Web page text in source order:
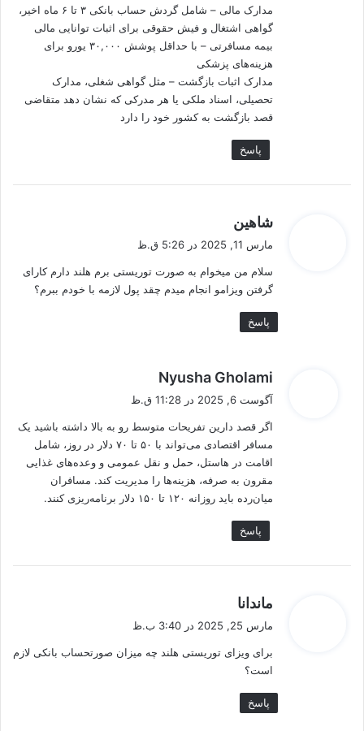
مدارک مالی – شامل گردش حساب بانکی ۳ تا ۶ ماه اخیر،
گواهی اشتغال و فیش حقوقی برای اثبات توانایی مالی
بیمه مسافرتی – با حداقل پوشش ۳۰,۰۰۰ یورو برای
هزینه‌های پزشکی
مدارک اثبات بازگشت – مثل گواهی شغلی، مدارک
تحصیلی، اسناد ملکی یا هر مدرکی که نشان دهد متقاضی
قصد بازگشت به کشور خود را دارد
پاسخ
شاهین
مارس 11, 2025 در 5:26 ق.ظ
سلام من میخوام به صورت توریستی برم هلند دارم کارای
گرفتن ویزامو انجام میدم چقد پول لازمه با خودم ببرم؟
پاسخ
Nyusha Gholami
:
آگوست 6, 2025 در 11:28 ق.ظ
اگر قصد دارین تفریحات متوسط رو به بالا داشته باشید یک
مسافر اقتصادی می‌تواند با ۵۰ تا ۷۰ دلار در روز، شامل
اقامت در هاستل، حمل و نقل عمومی و وعده‌های غذایی
مقرون به صرفه، هزینه‌ها را مدیریت کند. مسافران
میان‌رده باید روزانه ۱۲۰ تا ۱۵۰ دلار برنامه‌ریزی کنند.
پاسخ
ماندانا
:
مارس 25, 2025 در 3:40 ب.ظ
برای ویزای توریستی هلند چه میزان صورتحساب بانکی لازم
است؟
پاسخ